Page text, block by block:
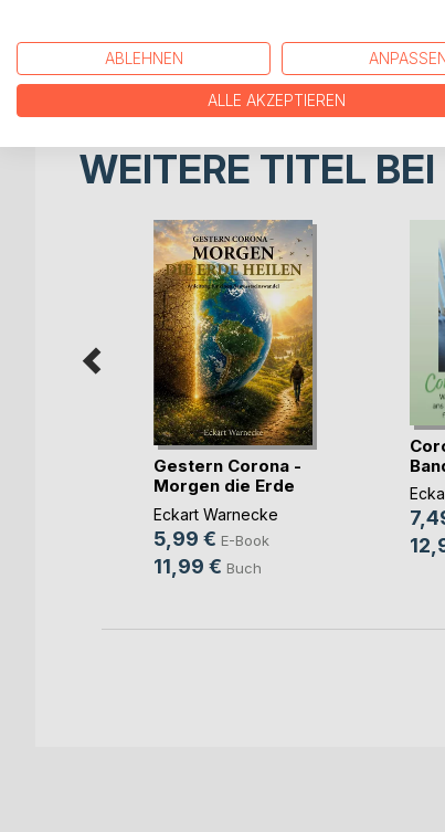
Juli: die Sonne lacht, es ist warm, die
dessen Zeit zu verschwenden mit
Zeit um aufzuwachen, um sich auf das
WEITERE TITEL BEI
Gestern Corona -
Morgen die Erde
heilen
Eckart Warnecke
5,99 € E-Book
11,99 € Buch
ABLEHNEN ANPASSEN
ALLE AKZEPTIEREN